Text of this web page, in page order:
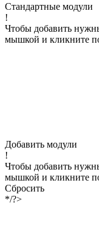
Стандартные модули
!
Чтобы добавить
мышкой и кликните
Добавить модули
!
Чтобы добавить
мышкой и кликните
Сбросить
*/?>